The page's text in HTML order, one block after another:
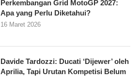
Perkembangan Grid MotoGP 2027:
Apa yang Perlu Diketahui?
16 Maret 2026
Davide Tardozzi: Ducati ‘Dijewer’ oleh
Aprilia, Tapi Urutan Kompetisi Belum